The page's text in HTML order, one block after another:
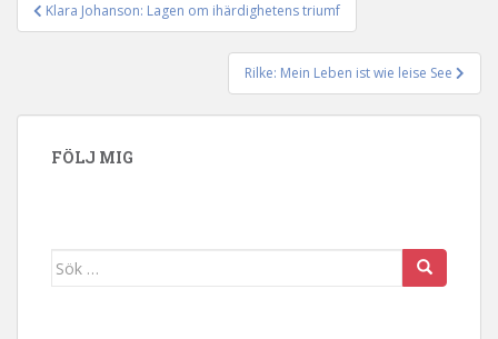
Inläggsnavigering
Klara Johanson: Lagen om ihärdighetens triumf
Rilke: Mein Leben ist wie leise See
FÖLJ MIG
Sök efter: